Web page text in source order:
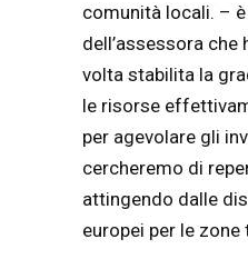
comunità locali. –
dell’assessora che
volta stabilita la
le risorse
per agevolare gli
cercheremo di
attingendo dalle
europei per le zone